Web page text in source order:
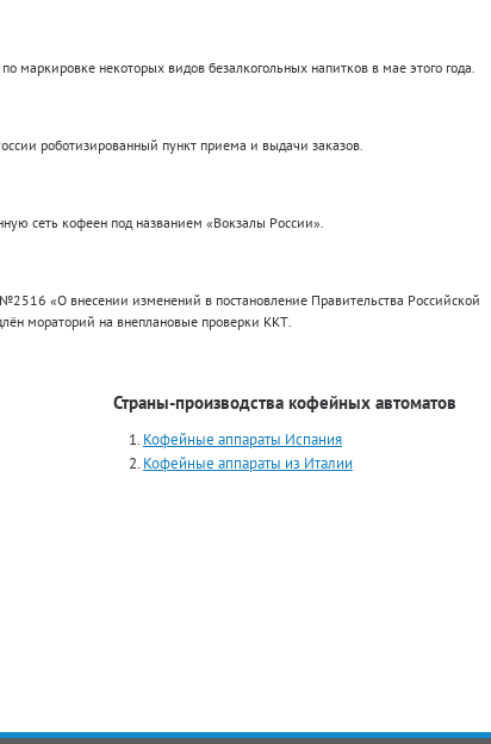
маркировке некоторых видов безалкогольных напитков в мае этого года.
роботизированный пункт приема и выдачи заказов.
сеть кофеен под названием «Вокзалы России».
«О внесении изменений в постановление Правительства Российской
мораторий на внеплановые проверки ККТ.
Страны-производства кофейных автоматов
Кофейные аппараты Испания
Кофейные аппараты из Италии